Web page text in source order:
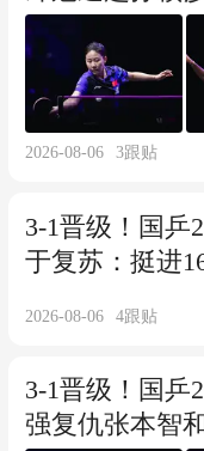
2026-08-06 3跟贴
3-1晋级！国乒
于复苏：挺进
2026-08-06 4跟贴
3-1晋级！国乒
强复仇张本智